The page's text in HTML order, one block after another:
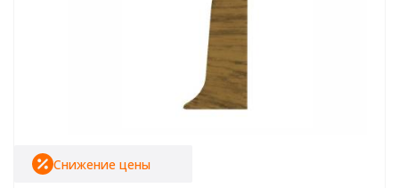
Снижение цены